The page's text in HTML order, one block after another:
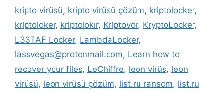
kripto virüsü, kripto virüsü çözüm, kriptolocker,
kriptoloker, kriptolokır, Kriptovor, KryptoLocker,
L33TAF Locker, LambdaLocker,
lassvegas@protonmail.com, Learn how to
recover your files, LeChiffre, leon virüs, leon
virüsü, leon virüsü çözüm, list.ru ransom, list.ru